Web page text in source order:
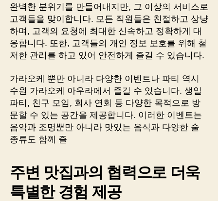
완벽한 분위기를 만들어내지만, 그 이상의 서비스로
고객들을 맞이합니다. 모든 직원들은 친절하고 상냥
하며, 고객의 요청에 최대한 신속하고 정확하게 대
응합니다. 또한, 고객들의 개인 정보 보호를 위해 철
저한 관리를 하고 있어 안전하게 즐길 수 있습니다.
가라오케 뿐만 아니라 다양한 이벤트나 파티 역시
수원 가라오케 아우라에서 즐길 수 있습니다. 생일
파티, 친구 모임, 회사 연회 등 다양한 목적으로 방
문할 수 있는 공간을 제공합니다. 이러한 이벤트는
음악과 조명뿐만 아니라 맛있는 음식과 다양한 술
종류도 함께 즐
주변 맛집과의 협력으로 더욱
특별한 경험 제공